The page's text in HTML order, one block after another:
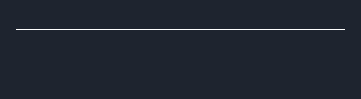
Reygadas,